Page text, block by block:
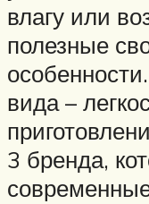
влагу или
полезные
вида –
3 бренда,